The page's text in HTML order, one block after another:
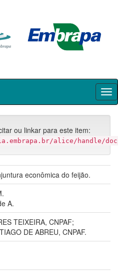
ou linkar para este item:
alice/handle/
econômica do feijão.
A.
TEIXEIRA, CNPAF;
DE ABREU, CNPAF.